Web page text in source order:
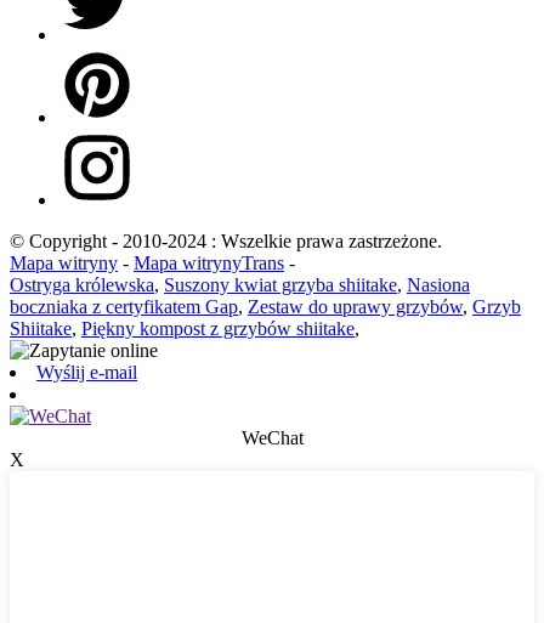
© Copyright - 2010-2024 : Wszelkie prawa zastrzeżone.
Mapa witryny - Mapa witrynyTrans -
Ostryga królewska, Suszony kwiat grzyba shiitake, Nasiona
boczniaka z certyfikatem Gap, Zestaw do uprawy grzybów, Grzyb
Shiitake, Piękny kompost z grzybów shiitake,
Wyślij e-mail
WeChat
X